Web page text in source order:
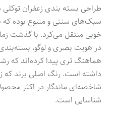
طراحی بسته بندی زعفران توکلی
سبک‌های سنتی و متنوع بوده
خوبی منتقل می‌کرد. با گذشت
در هویت بصری و لوگو،
هماهنگ تری پیدا کرده‌اند که
داشته است. رنگ اصلی برند که
شاخصه‌ای ماندگار در اکثر
شناسایی است.